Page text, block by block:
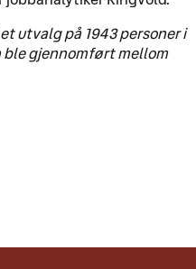
utvalg på 1943 personer i
ble gjennomført mellom